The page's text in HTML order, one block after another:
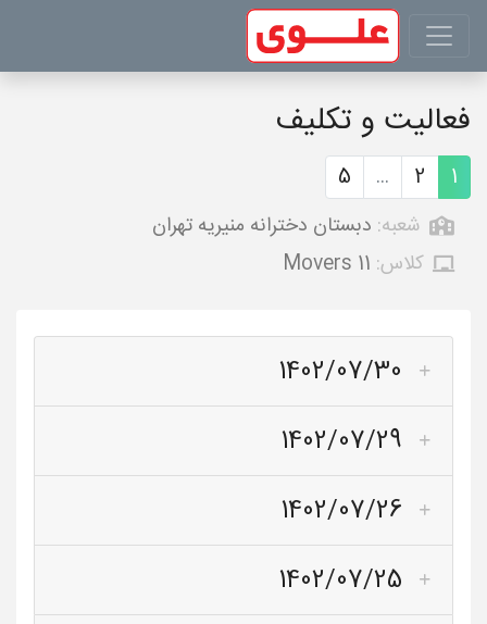
فعالیت و تکلیف
1
2
...
5
شعبه: دبستان دخترانه منیریه تهران
کلاس: Movers 11
1402/07/30
1402/07/29
1402/07/26
1402/07/25